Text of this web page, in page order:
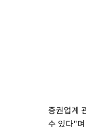
증권업계
수 있다"